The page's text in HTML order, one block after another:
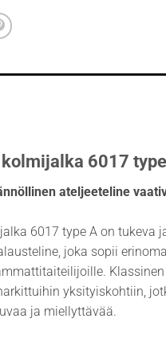
6017
ateljeeteline
6017 type A on tukeva
joka sopii
yksityiskohtiin,
ja miellyttävää.